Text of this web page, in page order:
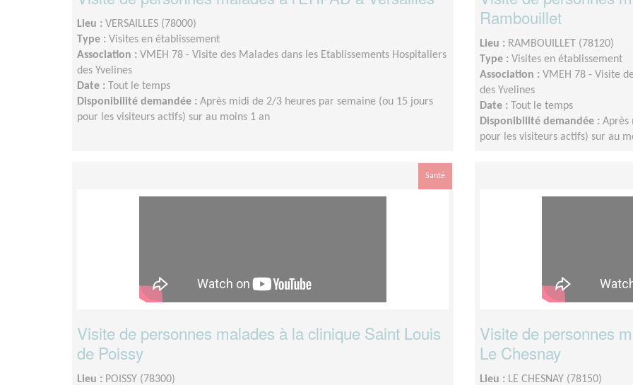
Lieu : VERSAILLES (78000)
Type : Visites en établissement
Association : VMEH 78 - Visite des Malades dans les Etablissements Hospitaliers
des Yvelines
Date : Tout le temps
Disponibilité demandée : Après midi de 2/3 heures par semaine (ou 15 jours
pour les visiteurs actifs) sur au moins 1 an
Rambouillet
Lieu : RAMBOUILLET (78120)
Type : Visites en établissement
Association : VMEH 78 - Visite
des Yvelines
Date : Tout le temps
Disponibilité demandée : Après
pour les visiteurs actifs) sur au
Santé
Visite de personnes malades à la clinique Saint Louis
de Poissy
Lieu : POISSY (78300)
Visite de personnes
Le Chesnay
Lieu : LE CHESNAY (78150)